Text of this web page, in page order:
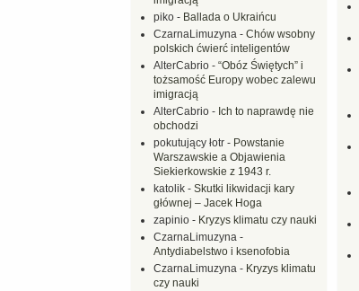
piko - Ballada o Ukraińcu
CzarnaLimuzyna - Chów wsobny
polskich ćwierć inteligentów
AlterCabrio - “Obóz Świętych” i
tożsamość Europy wobec zalewu
imigracją
AlterCabrio - Ich to naprawdę nie
obchodzi
pokutujący łotr - Powstanie
Warszawskie a Objawienia
Siekierkowskie z 1943 r.
katolik - Skutki likwidacji kary
głównej – Jacek Hoga
zapinio - Kryzys klimatu czy nauki
CzarnaLimuzyna -
Antydiabelstwo i ksenofobia
CzarnaLimuzyna - Kryzys klimatu
czy nauki